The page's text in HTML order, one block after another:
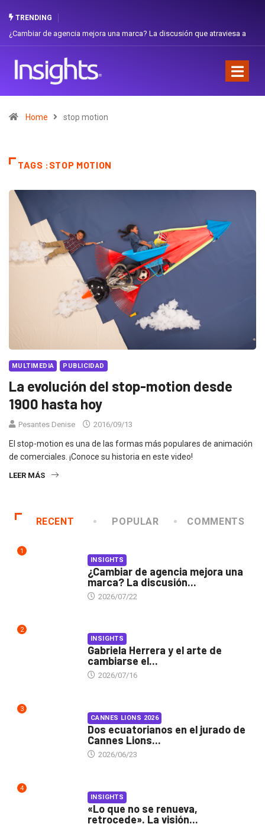
TRENDING
¿Cambiar de agencia mejora una marca? La discusión que atraviesa a
Home stop motion
TAGS :STOP MOTION
MULTIMEDIA PUBLICIDAD
La evolución del stop-motion desde
1900 hasta hoy
Pesantes Denise 2016/09/13
El stop-motion es una de las formas más populares de animación
de comerciales. ¡Conoce su historia en este video!
LEER MÁS
RECENT POPULAR COMMENTS
1
INSIGHTS
¿Cambiar de agencia mejora una
marca? La discusión...
2026/07/22
2
INSIGHTS
Gabriela Herrera y el arte de
cambiarse el...
2026/07/16
3
CANNES LIONS 2026
Dos ecuatorianos en el jurado de
Cannes Lions...
2026/06/23
4
INSIGHTS
«Lo que no se renueva,
retrocede». La visión...